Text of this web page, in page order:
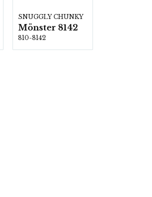
SNUGGLY CHUNKY
Mönster 8142
810-8142